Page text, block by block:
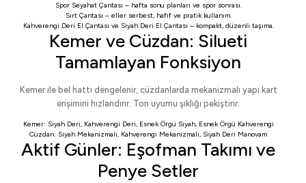
Spor Seyahat Çantası – hafta sonu planları ve spor sonrası.
Sırt Çantası – eller serbest, hafif ve pratik kullanım.
Kahverengi Deri El Çantası ve Siyah Deri El Çantası – kompakt, düzenli taşıma.
Kemer ve Cüzdan: Silueti
Tamamlayan Fonksiyon
Kemer ile bel hattı dengelenir, cüzdanlarda mekanizmalı yapı kart
erişimini hızlandırır. Ton uyumu şıklığı pekiştirir.
Kemer: Siyah Deri, Kahverengi Deri, Esnek Örgü Siyah, Esnek Örgü Kahverengi
Cüzdan: Siyah Mekanizmalı, Kahverengi Mekanizmalı, Siyah Deri Manovam
Aktif Günler: Eşofman Takımı ve
Penye Setler